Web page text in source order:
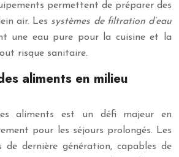
permettent de préparer des
air. Les systèmes de filtration d’eau
une eau pure pour la cuisine et la
risque sanitaire.
aliments en milieu
aliments est un défi majeur en
pour les séjours prolongés. Les
de dernière génération, capables de